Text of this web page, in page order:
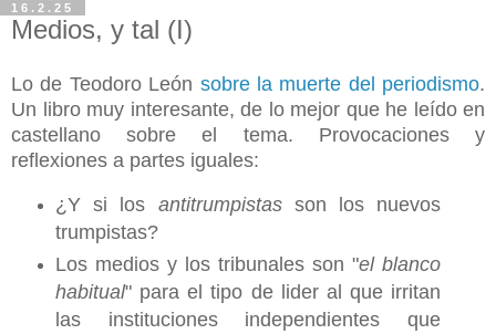
16.2.25
Medios, y tal (I)
Lo de Teodoro León sobre la muerte del periodismo.
Un libro muy interesante, de lo mejor que he leído en
castellano sobre el tema. Provocaciones y
reflexiones a partes iguales:
¿Y si los antitrumpistas son los nuevos
trumpistas?
Los medios y los tribunales son "el blanco
habitual" para el tipo de lider al que irritan
las instituciones independientes que